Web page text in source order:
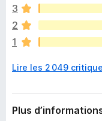
y
a
a
u
u
e
n
3
2
1
Lire les 2 049
Plus